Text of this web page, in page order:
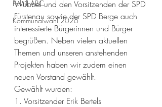
Politik-ABC
Kommunalwahl 2026
Wübbel und den Vorsitzenden der SPD
Fürstenau sowie der SPD Berge auch
interessierte Bürgerinnen und Bürger
begrüßen. Neben vielen aktuellen
Themen und unseren anstehenden
Projekten haben wir zudem einen
neuen Vorstand gewählt.
Gewählt wurden:
1. Vorsitzender Erik Bertels